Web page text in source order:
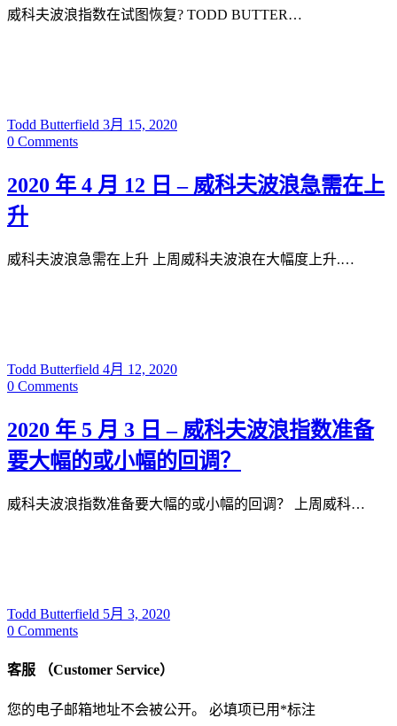
威科夫波浪指数在试图恢复? TODD BUTTER…
Todd Butterfield 3月 15, 2020
0 Comments
2020 年 4 月 12 日 – 威科夫波浪急需在上
升
威科夫波浪急需在上升 上周威科夫波浪在大幅度上升.…
Todd Butterfield 4月 12, 2020
0 Comments
2020 年 5 月 3 日 – 威科夫波浪指数准备
要大幅的或小幅的回调？
威科夫波浪指数准备要大幅的或小幅的回调？ 上周威科…
Todd Butterfield 5月 3, 2020
0 Comments
客服 （Customer Service）
您的电子邮箱地址不会被公开。 必填项已用 *标注